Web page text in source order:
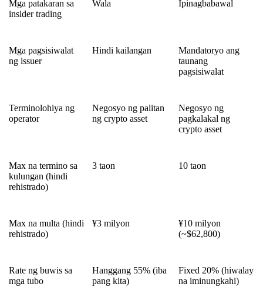
Mga patakaran sa
insider trading
Wala Ipinagbabawal
Mga pagsisiwalat
ng issuer
Hindi kailangan
Mandatoryo ang
taunang
pagsisiwalat
Terminolohiya ng
operator
Negosyo ng palitan
ng crypto asset
Negosyo ng
pagkalakal ng
crypto asset
Max na termino sa
kulungan (hindi
rehistrado)
3 taon 10 taon
Max na multa (hindi
rehistrado)
¥3 milyon
¥10 milyon
(~$62,800)
Rate ng buwis sa
mga tubo
Hanggang 55% (iba
pang kita)
Fixed 20% (hiwalay
na iminungkahi)